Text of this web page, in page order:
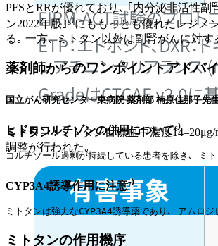
PFSとRRが優れており､ ｢内分泌非活性副
ン2022年版｣⁵⁾にももっとも優れたレジメ
る｡ 一方､ ミトタン以外は副腎がんに対す
薬剤師からのワンポイントアドバ
国立がん研究センター東病院 薬剤部 楠原佳那子先
ヒドロコルチゾンの併用について⁶⁾
コルチゾール過剰が持続している患者を除き､ ミ
CYP3A4誘導作用に注意⁷⁾
ミトタンは強力なCYP3A4誘導薬であり､ アムロ
ミトタンの作用機序
ミトタン :ミトタン目標血中濃度
調整が行われた｡